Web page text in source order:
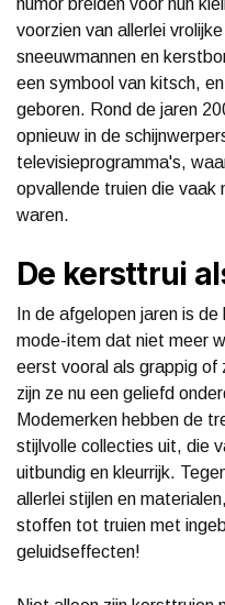
voorzien van allerlei
sneeuwmannen en
een symbool van kitsch,
geboren. Rond de jaren
opnieuw in de
televisieprogramma's,
opvallende truien die
waren.
De kersttrui
In de afgelopen jaren is
mode-item dat niet meer
eerst vooral als grappig of
zijn ze nu een geliefd
Modemerken hebben de
stijlvolle collecties uit, die
uitbundig en kleurrijk.
allerlei stijlen en
stoffen tot truien met
geluidseffecten!